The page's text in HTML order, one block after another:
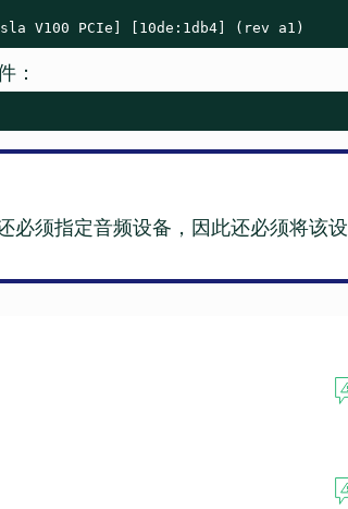
V100 PCIe] [10de:1db4] (rev a1)
：
必须指定音频设备，因此还必须将该设